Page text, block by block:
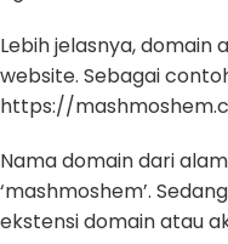
Lebih jelasnya, domain
website. Sebagai
https://
Nama domain dari
‘mashmoshem’.
ekstensi domain atau